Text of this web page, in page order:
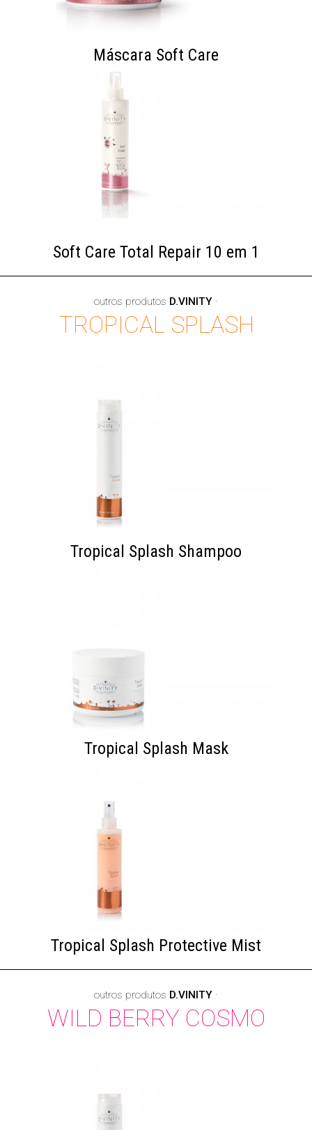
Máscara Soft Care
Soft Care Total Repair 10 em 1
outros produtos D.VINITY ·
TROPICAL SPLASH
Tropical Splash Shampoo
Tropical Splash Mask
Tropical Splash Protective Mist
outros produtos D.VINITY ·
WILD BERRY COSMO